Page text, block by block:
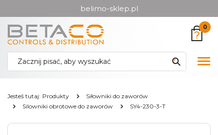
do menu
głównego
do
menu
w
stopce
belimo-sklep.pl
0
Jesteś tutaj: Produkty
Siłowniki do zaworów
Silowniki obrotowe do zaworów
SY4-230-3-T